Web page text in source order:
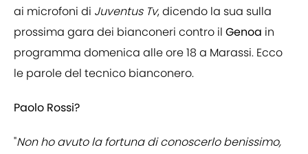
ai microfoni di Juventus Tv, dicendo la sua sulla
prossima gara dei bianconeri contro il Genoa in
programma domenica alle ore 18 a Marassi. Ecco
le parole del tecnico bianconero.
Paolo Rossi?
"Non ho avuto la fortuna di conoscerlo benissimo,